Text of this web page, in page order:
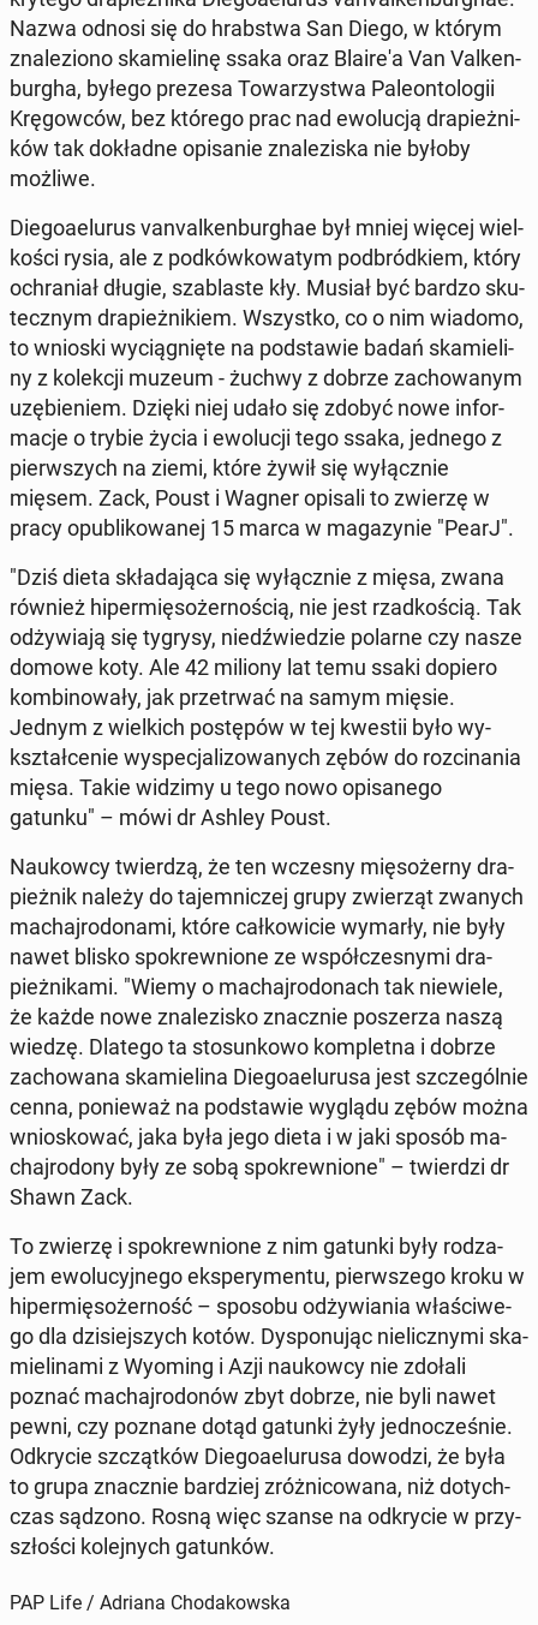
Nazwa odnosi się do hrab­stwa San Diego, w którym
zna­le­zio­no ska­mie­li­nę ssaka oraz Bla­ire­'a Van Val­ken­
bur­gha, byłego prezesa To­wa­rzy­stwa Pa­le­on­to­lo­gii
Krę­gow­ców, bez którego prac nad ewo­lu­cją dra­pież­ni­
ków tak do­kład­ne opi­sa­nie zna­le­zi­ska nie byłoby
możliwe.
Die­go­aelu­rus va­nval­ken­bur­ghae był mniej więcej wiel­
ko­ści rysia, ale z pod­ków­ko­wa­tym pod­bród­kiem, który
ochra­niał długie, sza­bla­ste kły. Musiał być bardzo sku­
tecz­nym dra­pież­ni­kiem. Wszyst­ko, co o nim wiadomo,
to wnioski wy­cią­gnię­te na pod­sta­wie badań ska­mie­li­
ny z ko­lek­cji muzeum - żuchwy z dobrze za­cho­wa­nym
uzę­bie­niem. Dzięki niej udało się zdobyć nowe in­for­
ma­cje o trybie życia i ewo­lu­cji tego ssaka, jednego z
pierw­szych na ziemi, które żywił się wy­łącz­nie
mięsem. Zack, Poust i Wagner opisali to zwierzę w
pracy opu­bli­ko­wa­nej 15 marca w ma­ga­zy­nie "PearJ".
"Dziś dieta skła­da­ją­ca się wy­łącz­nie z mięsa, zwana
również hi­per­mię­so­żer­no­ścią, nie jest rzad­ko­ścią. Tak
od­ży­wia­ją się tygrysy, niedź­wie­dzie polarne czy nasze
domowe koty. Ale 42 miliony lat temu ssaki dopiero
kom­bi­no­wa­ły, jak prze­trwać na samym mięsie.
Jednym z wiel­kich po­stę­pów w tej kwestii było wy­
kształ­ce­nie wy­spe­cja­li­zo­wa­nych zębów do roz­ci­na­nia
mięsa. Takie widzimy u tego nowo opi­sa­ne­go
gatunku" – mówi dr Ashley Poust.
Na­ukow­cy twier­dzą, że ten wczesny mię­so­żer­ny dra­
pież­nik należy do ta­jem­ni­czej grupy zwie­rząt zwanych
ma­chaj­ro­do­na­mi, które cał­ko­wi­cie wymarły, nie były
nawet blisko spo­krew­nio­ne ze współ­cze­sny­mi dra­
pież­ni­ka­mi. "Wiemy o ma­chaj­ro­do­nach tak nie­wie­le,
że każde nowe zna­le­zi­sko znacz­nie po­sze­rza naszą
wiedzę. Dlatego ta sto­sun­ko­wo kom­plet­na i dobrze
za­cho­wa­na ska­mie­li­na Die­go­aelu­ru­sa jest szcze­gól­nie
cenna, po­nie­waż na pod­sta­wie wyglądu zębów można
wnio­sko­wać, jaka była jego dieta i w jaki sposób ma­
chaj­ro­do­ny były ze sobą spo­krew­nio­ne" – twier­dzi dr
Shawn Zack.
To zwierzę i spo­krew­nio­ne z nim gatunki były ro­dza­
jem ewo­lu­cyj­ne­go eks­pe­ry­men­tu, pierw­sze­go kroku w
hi­per­mię­so­żer­ność – sposobu od­ży­wia­nia wła­ści­we­
go dla dzi­siej­szych kotów. Dys­po­nu­jąc nie­licz­ny­mi ska­
mie­li­na­mi z Wyoming i Azji na­ukow­cy nie zdołali
poznać ma­chaj­ro­do­nów zbyt dobrze, nie byli nawet
pewni, czy poznane dotąd gatunki żyły jed­no­cze­śnie.
Od­kry­cie szcząt­ków Die­go­aelu­ru­sa dowodzi, że była
to grupa znacz­nie bar­dziej zróż­ni­co­wa­na, niż do­tych­
czas sądzono. Rosną więc szanse na od­kry­cie w przy­
szło­ści ko­lej­nych ga­tun­ków.
PAP Life / Adriana Chodakowska